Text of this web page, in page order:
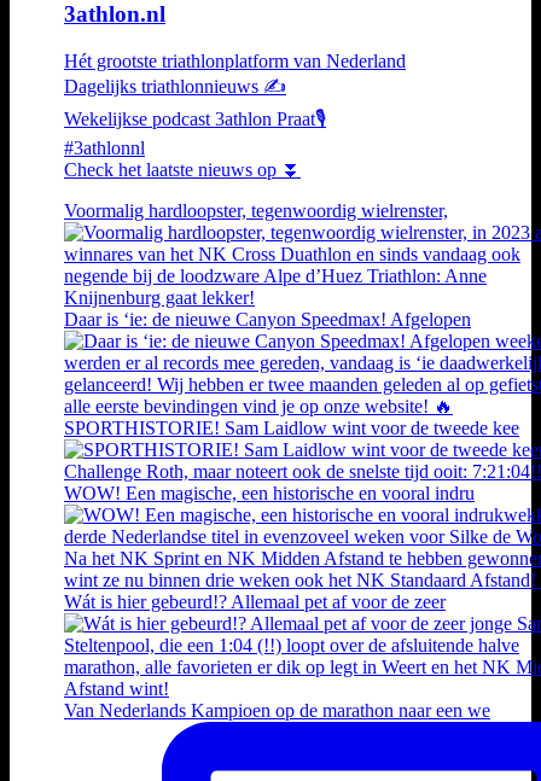
3athlon.nl
Hét grootste triathlonplatform van Nederland
Dagelijks triathlonnieuws ✍️
Wekelijkse podcast 3athlon Praat🎙️
#3athlonnl
Check het laatste nieuws op ⏬
Voormalig hardloopster, tegenwoordig wielrenster,
Daar is ‘ie: de nieuwe Canyon Speedmax! Afgelopen
SPORTHISTORIE! Sam Laidlow wint voor de tweede kee
WOW! Een magische, een historische en vooral indru
Wát is hier gebeurd!? Allemaal pet af voor de zeer
Van Nederlands Kampioen op de marathon naar een we